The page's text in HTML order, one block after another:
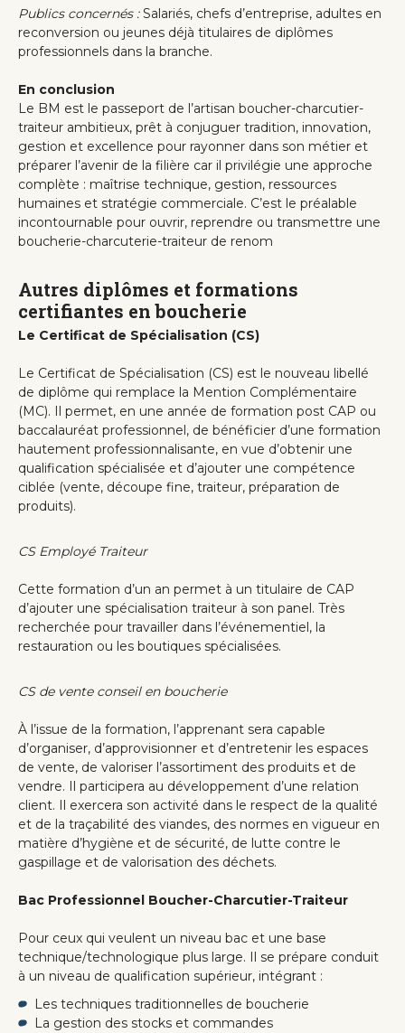
Publics concernés :Salariés, chefs d’entreprise, adultes en
reconversion ou jeunes déjà titulaires de diplômes
professionnels dans la branche.
En conclusion
Le BM est le passeport de l’artisan boucher-charcutier-
traiteur ambitieux, prêt à conjuguer tradition, innovation,
gestion et excellence pour rayonner dans son métier et
préparer l’avenir de la filière car il privilégie une approche
complète : maîtrise technique, gestion, ressources
humaines et stratégie commerciale. C’est le préalable
incontournable pour ouvrir, reprendre ou transmettre une
boucherie-charcuterie-traiteur de renom
Autres diplômes et formations
certifiantes en boucherie
Le Certificat de Spécialisation (CS)
Le Certificat de Spécialisation (CS) est le nouveau libellé
de diplôme qui remplace la Mention Complémentaire
(MC). Il permet, en une année de formation post CAP ou
baccalauréat professionnel, de bénéficier d’une formation
hautement professionnalisante, en vue d’obtenir une
qualification spécialisée et d’ajouter une compétence
ciblée (vente, découpe fine, traiteur, préparation de
produits).
CS Employé Traiteur
Cette formation d’un an permet à un titulaire de CAP
d’ajouter une spécialisation traiteur à son panel. Très
recherchée pour travailler dans l’événementiel, la
restauration ou les boutiques spécialisées.
CS de vente conseil en boucherie
À l’issue de la formation, l’apprenant sera capable
d’organiser, d’approvisionner et d’entretenir les espaces
de vente, de valoriser l’assortiment des produits et de
vendre. Il participera au développement d’une relation
client. Il exercera son activité dans le respect de la qualité
et de la traçabilité des viandes, des normes en vigueur en
matière d’hygiène et de sécurité, de lutte contre le
gaspillage et de valorisation des déchets.
Bac Professionnel Boucher-Charcutier-Traiteur
Pour ceux qui veulent un niveau bac et une base
technique/technologique plus large. Il se prépare conduit
à un niveau de qualification supérieur, intégrant :
Les techniques traditionnelles de boucherie
La gestion des stocks et commandes